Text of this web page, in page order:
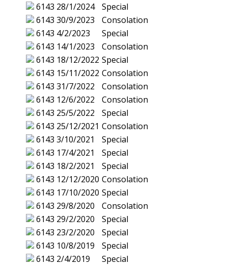
6143 28/1/2024
Special
6143 30/9/2023
Consolation
6143 4/2/2023
Special
6143 14/1/2023
Consolation
6143 18/12/2022 Special
6143 15/11/2022 Consolation
6143 31/7/2022
Consolation
6143 12/6/2022
Consolation
6143 25/5/2022
Special
6143 25/12/2021 Consolation
6143 3/10/2021
Special
6143 17/4/2021
Special
6143 18/2/2021
Special
6143 12/12/2020 Consolation
6143 17/10/2020 Special
6143 29/8/2020
Consolation
6143 29/2/2020
Special
6143 23/2/2020
Special
6143 10/8/2019
Special
6143 2/4/2019
Special